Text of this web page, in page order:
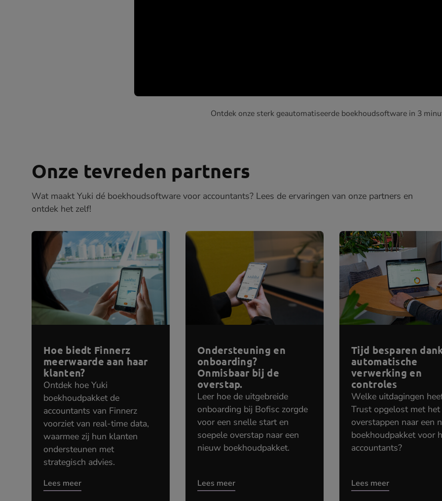
Ontdek onze sterk geautomatiseerde boekhoudsoftware in 3
Onze tevreden partners
Wat maakt Yuki dé boekhoudsoftware voor accountants? Lees de ervaringen van onze partners en
ontdek het zelf!
Hoe biedt Finnerz
meerwaarde aan haar
klanten?
Ontdek hoe Yuki
boekhoudpakket de
accountants van Finnerz
voorziet van real-time data,
waarmee zij hun klanten
ondersteunen met
strategisch advies.
Lees meer
Ondersteuning en
onboarding?
Onmisbaar bij de
overstap.
Leer hoe de uitgebreide
onboarding bij Bofisc zorgde
voor een snelle start en
soepele overstap naar een
nieuw boekhoudpakket.
Lees meer
Tijd besparen
automatische
verwerking en
controles
Welke uitdagingen
Trust opgelost met het
overstappen naar een
boekhoudpakket voor
accountants?
Lees meer